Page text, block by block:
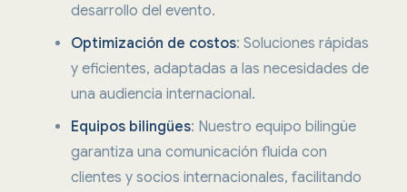
desarrollo del evento.
Optimización de costos: Soluciones rápidas
y eficientes, adaptadas a las necesidades de
una audiencia internacional.
Equipos bilingües: Nuestro equipo bilingüe
garantiza una comunicación fluida con
clientes y socios internacionales, facilitando